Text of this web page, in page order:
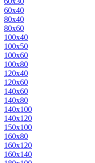
60х40
80х40
80х60
100х40
100х50
100х60
100х80
120х40
120х60
140х60
140х80
140х100
140х120
150х100
160х80
160х120
160х140